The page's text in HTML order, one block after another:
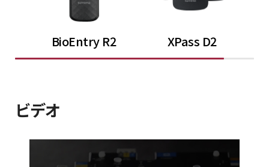
BioEntry R2 XPass D2
ビデオ